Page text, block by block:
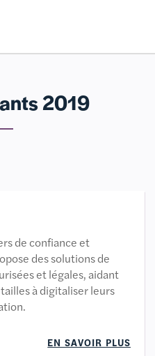
2019
de confiance et
des solutions de
et légales, aidant
à digitaliser leurs
EN SAVOIR PLUS